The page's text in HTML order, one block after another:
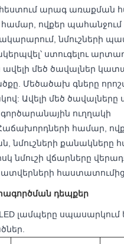
արագ առաքման
ովքեր պահանջում
նմուշների
ստուգելու
մեծ ծավալներ
Մեծածախ գները
Ավելի մեծ ծավալները
ուղղակի
համար,
նմուշների քանակները
նմուշի վճարները
դեպքեր
լամպերը սպասարկում